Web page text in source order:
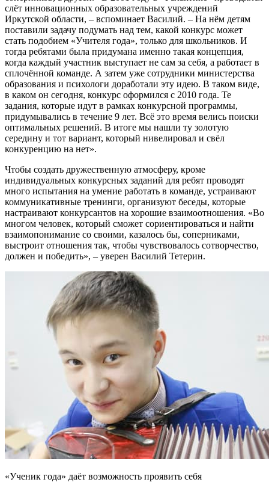
слёт инновационных образовательных учреждений
Иркутской области, – вспоминает Василий. – На нём детям
поставили задачу подумать над тем, какой конкурс может
стать подобием «Учителя года», только для школьников. И
тогда ребятами была придумана именно такая концепция,
когда каждый участник выступает не сам за себя, а работает в
сплочённой команде. А затем уже сотрудники министерства
образования и психологи доработали эту идею. В таком виде,
в каком он сегодня, конкурс оформился с 2010 года. Те
задания, которые идут в рамках конкурсной программы,
придумывались в течение 9 лет. Всё это время велись поиски
оптимальных решений. В итоге мы нашли ту золотую
середину и тот вариант, который нивелировал и свёл
конкуренцию на нет».
Чтобы создать дружественную атмосферу, кроме
индивидуальных конкурсных заданий для ребят проводят
много испытания на умение работать в команде, устраивают
коммуникативные тренинги, организуют беседы, которые
настраивают конкурсантов на хорошие взаимоотношения. «Во
многом человек, который сможет сориентироваться и найти
взаимопонимание со своими, казалось бы, соперниками,
выстроит отношения так, чтобы чувствовалось сотворчество,
должен и победить», – уверен Василий Тетерин.
«Ученик года» даёт возможность проявить себя